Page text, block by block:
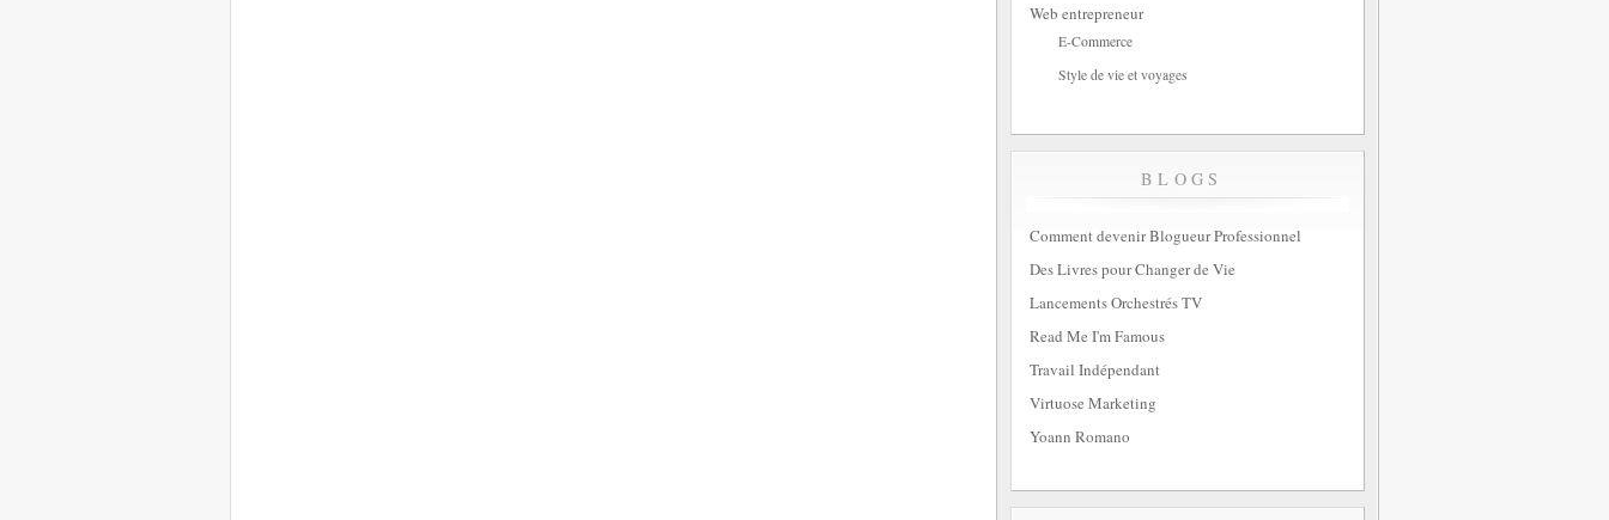
Web entrepreneur
E-Commerce
Style de vie et voyages
BLOGS
Comment devenir Blogueur Professionnel
Des Livres pour Changer de Vie
Lancements Orchestrés TV
Read Me I'm Famous
Travail Indépendant
Virtuose Marketing
Yoann Romano